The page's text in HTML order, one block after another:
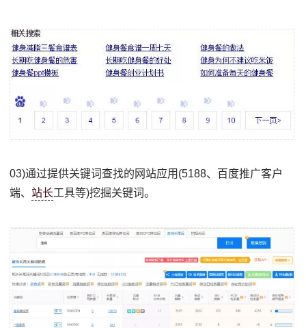
03)通过提供关键词查找的网站应用(5188、百度推广客户
端、 站长工具等)挖掘关键词。